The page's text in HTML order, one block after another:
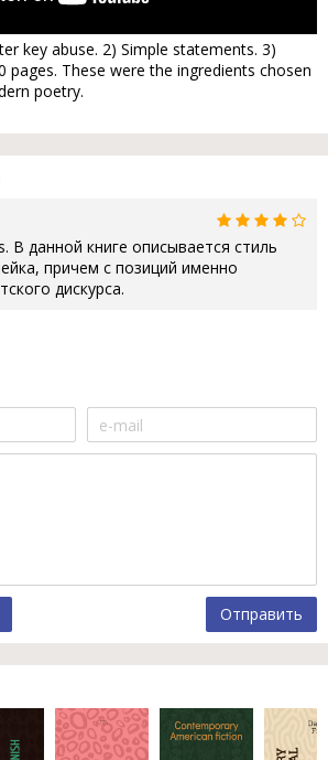
key abuse. 2) Simple statements. 3)
pages. These were the ingredients chosen
poetry.
В данной книге описывается стиль
причем с позиций именно
дискурса.
Отправить